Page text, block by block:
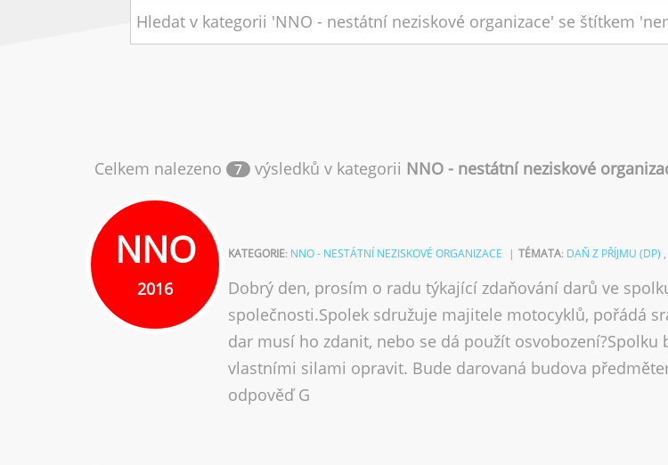
Celkem nalezeno 7 výsledků v kategorii NNO - nestátní neziskové
NNO
2016
KATEGORIE: NNO - NESTÁTNÍ NEZISKOVÉ ORGANIZACE TÉMATA: DAŇ Z PŘÍJMU (DP) ,
Dobrý den, prosím o radu týkající zdaňování darů ve
společnosti.Spolek sdružuje majitele motocyklů, pořádá
dar musí ho zdanit, nebo se dá použít
vlastními silami opravit. Bude darovaná budova
odpověď G